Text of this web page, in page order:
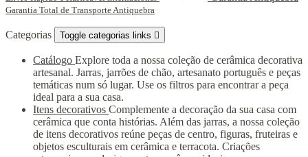
Garantia Total de Transporte Antiquebra
Categorias Toggle categorias links 
Catálogo Explore toda a nossa coleção de cerâmica decorativa
artesanal. Jarras, jarrões de chão, artesanato português e peças
temáticas num só lugar. Use os filtros para encontrar a peça
ideal para a sua casa.
Itens decorativos Complemente a decoração da sua casa com
cerâmica que conta histórias. Além das jarras, a nossa coleção
de itens decorativos reúne peças de centro, figuras, fruteiras e
objetos esculturais em cerâmica e terracota. Criações